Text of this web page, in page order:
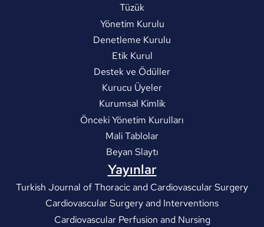
Tüzük
Yönetim Kurulu
Denetleme Kurulu
Etik Kurul
Destek ve Ödüller
Kurucu Üyeler
Kurumsal Kimlik
Önceki Yönetim Kurulları
Mali Tablolar
Beyan Slaytı
Yayınlar
Turkish Journal of Thoracic and Cardiovascular Surgery
Cardiovascular Surgery and Interventions
Cardiovascular Perfusion and Nursing